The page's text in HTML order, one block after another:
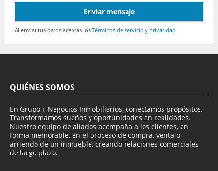
Enviar mensaje
Al enviar tus datos aceptas los Términos de servicio y privacidad
QUIÉNES SOMOS
En Grupo i, Negocios Inmobiliarios, conectamos propósitos.
Transformamos sueños y oportunidades en realidades.
Nuestro equipo de aliados acompaña a los clientes, en
forma memorable, en el proceso de compra, venta o
arriendo de un inmueble, creando relaciones comerciales
de largo plazo.